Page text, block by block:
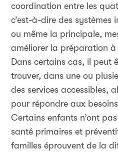
coordination entre les
c’est-à-dire des systèmes
ou même la principale,
améliorer la préparation à
Dans certains cas, il peut
trouver, dans une ou
des services accessibles,
pour répondre aux
Certains enfants n’ont
santé primaires et
familles éprouvent de la